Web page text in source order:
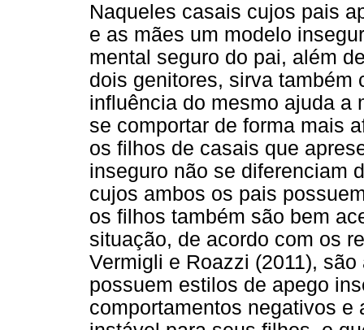
Naqueles casais cujos pais
e as mães um modelo
mental seguro do pai, além
dois genitores, sirva também
influência do mesmo ajuda a
se comportar de forma mais
os filhos de casais que
inseguro não se diferenciam
cujos ambos os pais
os filhos também são bem
situação, de acordo com os
Vermigli e Roazzi (2011),
possuem estilos de apego
comportamentos negativos e